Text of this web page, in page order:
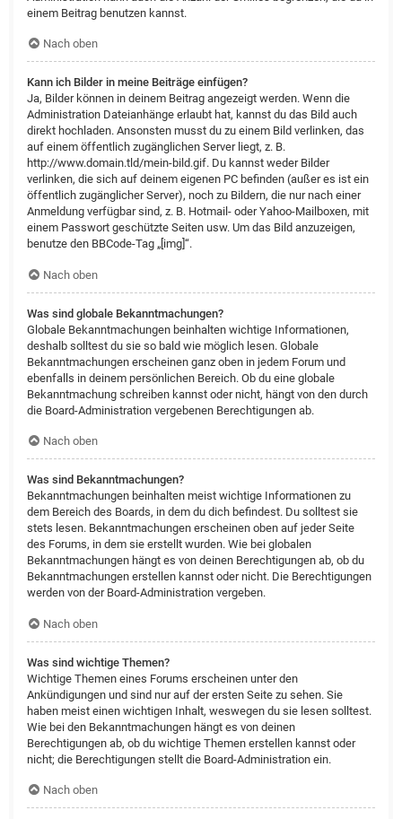
einem Beitrag benutzen kannst.
Nach oben
Kann ich Bilder in meine Beiträge einfügen?
Ja, Bilder können in deinem Beitrag angezeigt werden. Wenn die
Administration Dateianhänge erlaubt hat, kannst du das Bild auch
direkt hochladen. Ansonsten musst du zu einem Bild verlinken, das
auf einem öffentlich zugänglichen Server liegt, z. B.
http://www.domain.tld/mein-bild.gif. Du kannst weder Bilder
verlinken, die sich auf deinem eigenen PC befinden (außer es ist ein
öffentlich zugänglicher Server), noch zu Bildern, die nur nach einer
Anmeldung verfügbar sind, z. B. Hotmail- oder Yahoo-Mailboxen, mit
einem Passwort geschützte Seiten usw. Um das Bild anzuzeigen,
benutze den BBCode-Tag „[img]“.
Nach oben
Was sind globale Bekanntmachungen?
Globale Bekanntmachungen beinhalten wichtige Informationen,
deshalb solltest du sie so bald wie möglich lesen. Globale
Bekanntmachungen erscheinen ganz oben in jedem Forum und
ebenfalls in deinem persönlichen Bereich. Ob du eine globale
Bekanntmachung schreiben kannst oder nicht, hängt von den durch
die Board-Administration vergebenen Berechtigungen ab.
Nach oben
Was sind Bekanntmachungen?
Bekanntmachungen beinhalten meist wichtige Informationen zu
dem Bereich des Boards, in dem du dich befindest. Du solltest sie
stets lesen. Bekanntmachungen erscheinen oben auf jeder Seite
des Forums, in dem sie erstellt wurden. Wie bei globalen
Bekanntmachungen hängt es von deinen Berechtigungen ab, ob du
Bekanntmachungen erstellen kannst oder nicht. Die Berechtigungen
werden von der Board-Administration vergeben.
Nach oben
Was sind wichtige Themen?
Wichtige Themen eines Forums erscheinen unter den
Ankündigungen und sind nur auf der ersten Seite zu sehen. Sie
haben meist einen wichtigen Inhalt, weswegen du sie lesen solltest.
Wie bei den Bekanntmachungen hängt es von deinen
Berechtigungen ab, ob du wichtige Themen erstellen kannst oder
nicht; die Berechtigungen stellt die Board-Administration ein.
Nach oben